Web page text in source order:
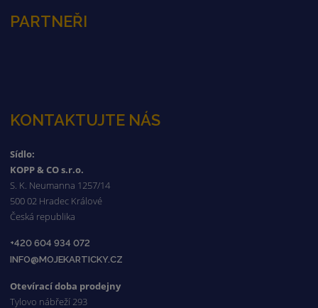
PARTNEŘI
KONTAKTUJTE NÁS
Sídlo:
KOPP & CO s.r.o.
S. K. Neumanna 1257/14
500 02 Hradec Králové
Česká republika
+420 604 934 072
INFO@MOJEKARTICKY.CZ
Otevírací doba prodejny
Tylovo nábřeží 293